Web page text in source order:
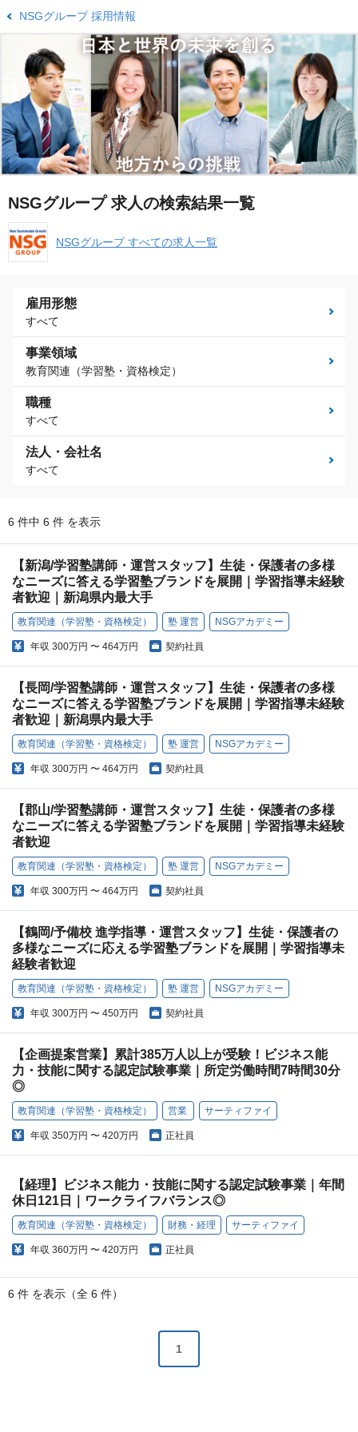
NSGグループ 採用情報
NSGグループ 求人の検索結果一覧
NSGグループ すべての求人一覧
雇用形態
すべて
事業領域
教育関連（学習塾・資格検定）
職種
すべて
法人・会社名
すべて
6 件中 6 件 を表示
【新潟/学習塾講師・運営スタッフ】生徒・保護者の多様
なニーズに答える学習塾ブランドを展開｜学習指導未経験
者歓迎｜新潟県内最大手
教育関連（学習塾・資格検定） 塾 運営 NSGアカデミー
年収 300万円 〜 464万円 契約社員
【長岡/学習塾講師・運営スタッフ】生徒・保護者の多様
なニーズに答える学習塾ブランドを展開｜学習指導未経験
者歓迎｜新潟県内最大手
教育関連（学習塾・資格検定） 塾 運営 NSGアカデミー
年収 300万円 〜 464万円 契約社員
【郡山/学習塾講師・運営スタッフ】生徒・保護者の多様
なニーズに答える学習塾ブランドを展開｜学習指導未経験
者歓迎
教育関連（学習塾・資格検定） 塾 運営 NSGアカデミー
年収 300万円 〜 464万円 契約社員
【鶴岡/予備校 進学指導・運営スタッフ】生徒・保護者の
多様なニーズに応える学習塾ブランドを展開｜学習指導未
経験者歓迎
教育関連（学習塾・資格検定） 塾 運営 NSGアカデミー
年収 300万円 〜 450万円 契約社員
【企画提案営業】累計385万人以上が受験！ビジネス能
力・技能に関する認定試験事業｜所定労働時間7時間30分
◎
教育関連（学習塾・資格検定） 営業 サーティファイ
年収 350万円 〜 420万円 正社員
【経理】ビジネス能力・技能に関する認定試験事業｜年間
休日121日｜ワークライフバランス◎
教育関連（学習塾・資格検定） 財務・経理 サーティファイ
年収 360万円 〜 420万円 正社員
6 件 を表示（全 6 件）
1